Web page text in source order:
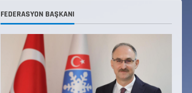
FEDERASYON BAŞKANIÜyelerimiz Belirlendi
KAYAKLI KOŞU VE BİATHLON
3.KADEME ANTRENÖRLÜK KURSU
DUYURUSU